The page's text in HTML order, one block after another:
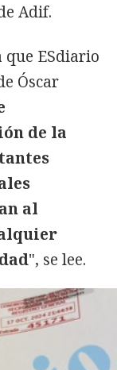
Adif.
que ESdiario
Óscar
de la
al
", se lee.